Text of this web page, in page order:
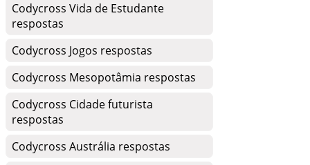
Codycross Vida de Estudante
respostas
Codycross Jogos respostas
Codycross Mesopotâmia respostas
Codycross Cidade futurista
respostas
Codycross Austrália respostas